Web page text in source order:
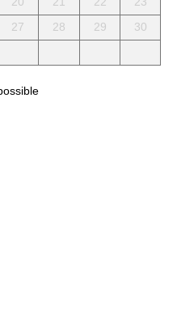
27 28 29
30